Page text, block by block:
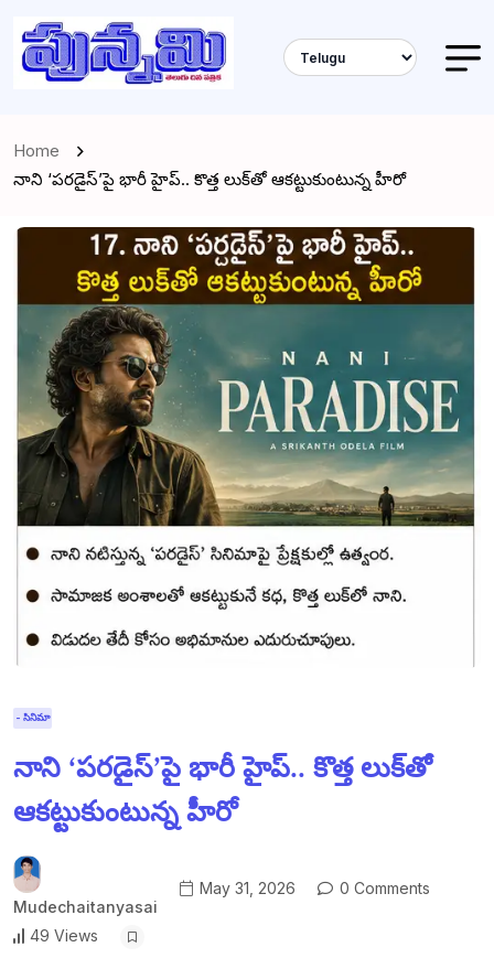
Home
నాని ‘పరడైస్’పై భారీ హైప్.. కొత్త లుక్‌తో ఆకట్టుకుంటున్న హీరో
- సినిమా
నాని ‘పరడైస్’పై భారీ హైప్.. కొత్త లుక్‌తో
ఆకట్టుకుంటున్న హీరో
Mudechaitanyasai
May 31, 2026 0 Comments
49 Views